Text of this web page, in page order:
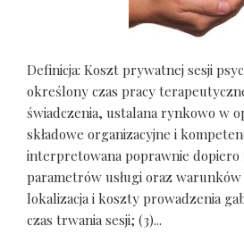
Definicja: Koszt prywatnej sesji
określony czas pracy
świadczenia, ustalana rynkowo w
składowe organizacyjne i
interpretowana poprawnie
parametrów usługi oraz warunków
lokalizacja i koszty prowadzenia
czas trwania sesji; (3)...